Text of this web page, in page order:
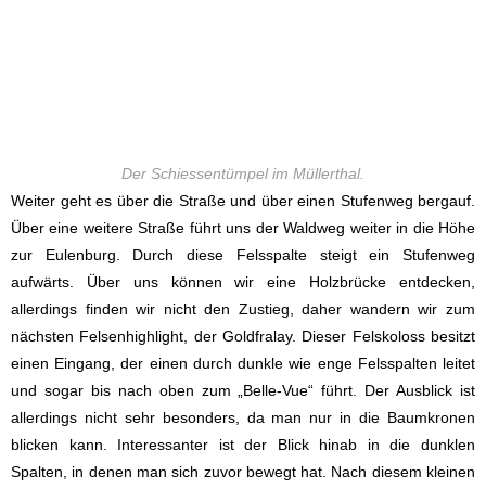
Der Schiessentümpel im Müllerthal.
Weiter geht es über die Straße und über einen Stufenweg bergauf.
Über eine weitere Straße führt uns der Waldweg weiter in die Höhe
zur Eulenburg. Durch diese Felsspalte steigt ein Stufenweg
aufwärts. Über uns können wir eine Holzbrücke entdecken,
allerdings finden wir nicht den Zustieg, daher wandern wir zum
nächsten Felsenhighlight, der Goldfralay. Dieser Felskoloss besitzt
einen Eingang, der einen durch dunkle wie enge Felsspalten leitet
und sogar bis nach oben zum „Belle-Vue“ führt. Der Ausblick ist
allerdings nicht sehr besonders, da man nur in die Baumkronen
blicken kann. Interessanter ist der Blick hinab in die dunklen
Spalten, in denen man sich zuvor bewegt hat. Nach diesem kleinen